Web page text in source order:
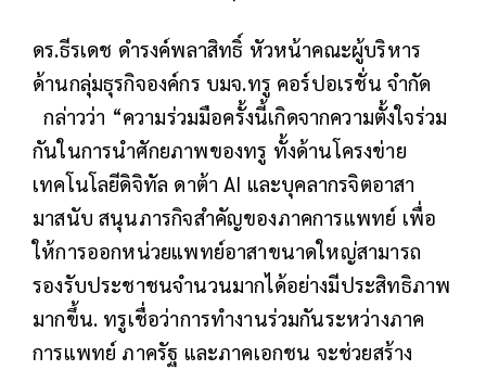
ดร.ธีรเดช ดำรงค์พลาสิทธิ์ หัวหน้าคณะผู้บริหาร
ด้านกลุ่มธุรกิจองค์กร บมจ.ทรู คอร์ปอเรชั่น จำกัด
กล่าวว่า “ความร่วมมือครั้งนี้เกิดจากความตั้งใจร่วม
กันในการนำศักยภาพของทรู ทั้งด้านโครงข่าย
เทคโนโลยีดิจิทัล ดาต้า AI และบุคลากรจิตอาสา
มาสนับ สนุนภารกิจสำคัญของภาคการแพทย์ เพื่อ
ให้การออกหน่วยแพทย์อาสาขนาดใหญ่สามารถ
รองรับประชาชนจำนวนมากได้อย่างมีประสิทธิภาพ
มากขึ้น. ทรูเชื่อว่าการทำงานร่วมกันระหว่างภาค
การแพทย์ ภาครัฐ และภาคเอกชน จะช่วยสร้าง